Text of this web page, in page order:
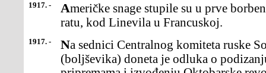
1917. - Američke snage stupile su u prve borbene akcije u Prvom svetskom
ratu, kod Linevila u Francuskoj.
1917. - Na sednici Centralnog komiteta ruske Socijalističke radničke partije
(boljševika) doneta je odluka o